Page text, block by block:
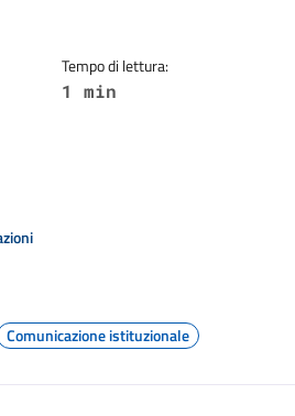
Tempo di lettura:
1 min
Comunicazione istituzionale